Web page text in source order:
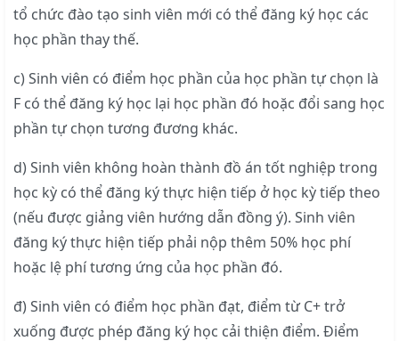
tổ chức đào tạo sinh viên mới có thể đăng ký học các
học phần thay thế.
c) Sinh viên có điểm học phần của học phần tự chọn là
F có thể đăng ký học lại học phần đó hoặc đổi sang học
phần tự chọn tương đương khác.
d) Sinh viên không hoàn thành đồ án tốt nghiệp trong
học kỳ có thể đăng ký thực hiện tiếp ở học kỳ tiếp theo
(nếu được giảng viên hướng dẫn đồng ý). Sinh viên
đăng ký thực hiện tiếp phải nộp thêm 50% học phí
hoặc lệ phí tương ứng của học phần đó.
đ) Sinh viên có điểm học phần đạt, điểm từ C+ trở
xuống được phép đăng ký học cải thiện điểm. Điểm